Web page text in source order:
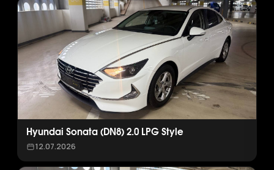
Hyundai Sonata (DN8) 2.0 LPG Style
12.07.2026